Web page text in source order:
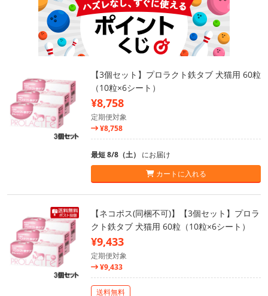
【3個セット】プロラクト鉄タブ 犬猫用 60粒
（10粒×6シート）
¥8,758
定期便対象
¥8,758
最短 8/8（土） にお届け
カートに入れる
【ネコポス(同梱不可)】【3個セット】プロラ
クト鉄タブ 犬猫用 60粒（10粒×6シート）
¥9,433
定期便対象
¥9,433
送料無料